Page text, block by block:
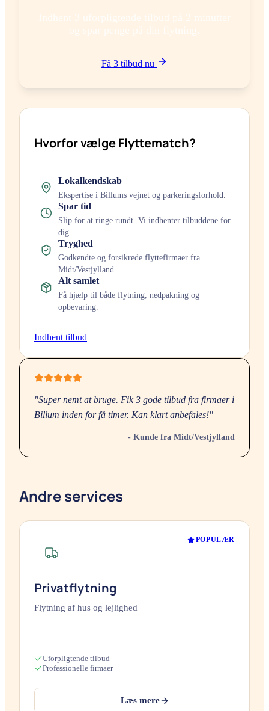
Indhent 3 uforpligtende tilbud på 2 minutter
og spar penge på din flytning.
Få 3 tilbud nu
Hvorfor vælge Flyttematch?
Lokalkendskab
Ekspertise i Billums vejnet og parkeringsforhold.
Spar tid
Slip for at ringe rundt. Vi indhenter tilbuddene for
dig.
Tryghed
Godkendte og forsikrede flyttefirmaer fra
Midt/Vestjylland.
Alt samlet
Få hjælp til både flytning, nedpakning og
opbevaring.
Indhent tilbud
"Super nemt at bruge. Fik 3 gode tilbud fra firmaer i
Billum inden for få timer. Kan klart anbefales!"
- Kunde fra Midt/Vestjylland
Andre services
POPULÆR
Privatflytning
Flytning af hus og lejlighed
Uforpligtende tilbud
Professionelle firmaer
Læs mere